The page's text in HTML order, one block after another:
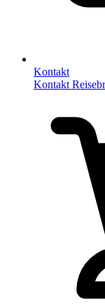
Kontakt
Kontakt